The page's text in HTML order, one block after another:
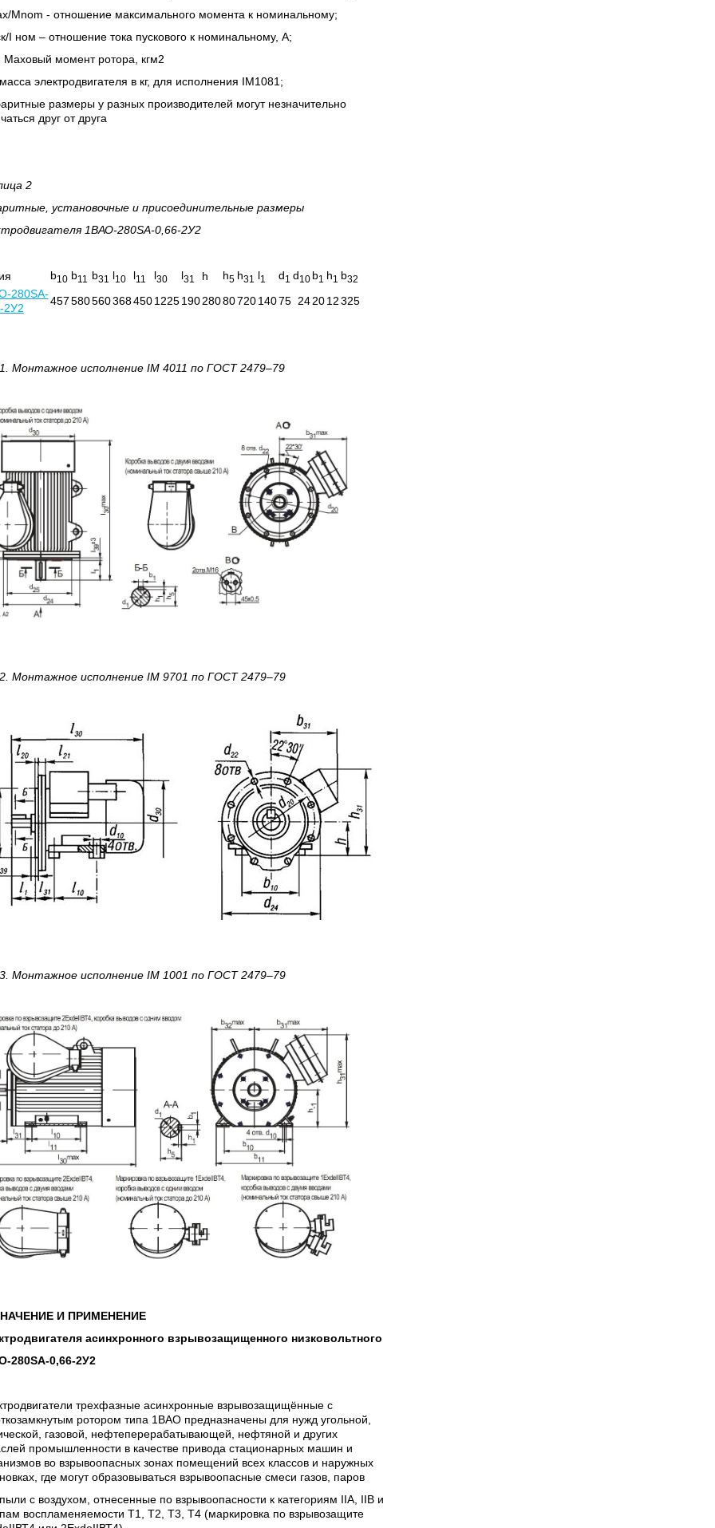
Mnom - отношение максимального момента к номинальному;
I ном – отношение тока пускового к номинальному, А;
Маховый момент ротора, кгм2
электродвигателя в кг, для исполнения IM1081;
размеры у разных производителей могут незначительно
друг от друга
2
установочные и присоединительные размеры
1ВАО-280SA-0,66-2У2
b10 b11 b31 l10 l11 l30 l31 h h5 h31 l1 d1 d10 b1 h1 b32
280SA-
2У2
457580560368450 1225 190 28080720 14075 24 20 12325
Монтажное исполнение IM4011 по ГОСТ 2479–79
Монтажное исполнение IM 9701 по ГОСТ 2479–79
Монтажное исполнение IM 1001 по ГОСТ 2479–79
И ПРИМЕНЕНИЕ
асинхронного взрывозащищенного низковольтного
280SA-0,66-2У2
трехфазные асинхронные взрывозащищённые с
ротором типа 1ВАО предназначены для нужд угольной,
газовой, нефтеперерабатывающей, нефтяной и других
промышленности в качестве привода стационарных машин и
во взрывоопасных зонах помещений всех классов и наружных
где могут образовываться взрывоопасные смеси газов, паров
с воздухом, отнесенные по взрывоопасности к категориям IIА, IIВ и
воспламеняемости Т1, Т2, Т3, Т4 (маркировка по взрывозащите